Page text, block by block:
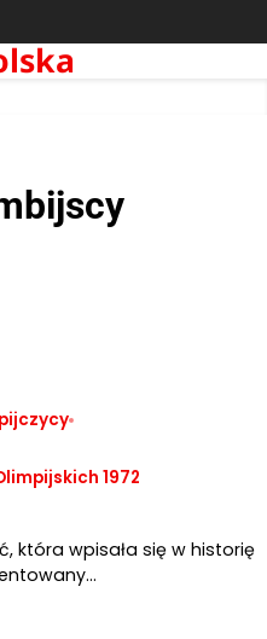
1972
która wpisała się w historię